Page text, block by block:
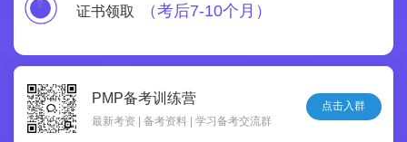
证书领取 （考后7-10个月）
PMP备考训练营
最新考资 | 备考资料 | 学习备考交流群
点击入群